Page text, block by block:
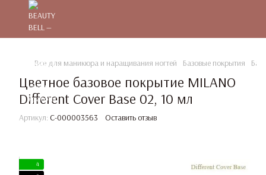
Все для маникюра и наращивания ногтей Базовые покрытия
Цветное базовое покрытие MILANO
Different Cover Base 02, 10 мл
Артикул: C-000003563 Оставить отзыв
4